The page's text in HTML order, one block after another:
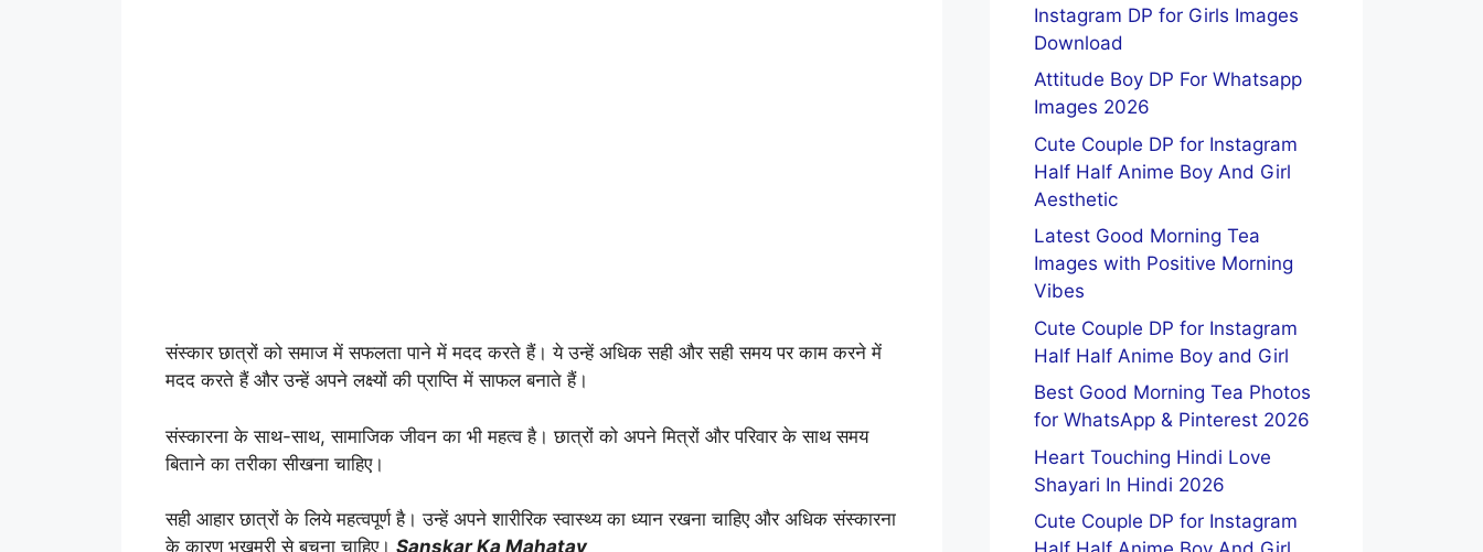
संस्कार छात्रों को समाज में सफलता पाने में मदद करते हैं। ये उन्हें अधिक सही और सही समय पर काम करने में
मदद करते हैं और उन्हें अपने लक्ष्यों की प्राप्ति में साफल बनाते हैं।
संस्कारना के साथ-साथ, सामाजिक जीवन का भी महत्व है। छात्रों को अपने मित्रों और परिवार के साथ समय
बिताने का तरीका सीखना चाहिए।
सही आहार छात्रों के लिये महत्वपूर्ण है। उन्हें अपने शारीरिक स्वास्थ्य का ध्यान रखना चाहिए और अधिक संस्कारना
के कारण भूखमरी से बचना चाहिए। Sanskar Ka Mahatav
Instagram DP for Girls Images
Download
Attitude Boy DP For Whatsapp
Images 2026
Cute Couple DP for Instagram
Half Half Anime Boy And Girl
Aesthetic
Latest Good Morning Tea
Images with Positive Morning
Vibes
Cute Couple DP for Instagram
Half Half Anime Boy and Girl
Best Good Morning Tea Photos
for WhatsApp & Pinterest 2026
Heart Touching Hindi Love
Shayari In Hindi 2026
Cute Couple DP for Instagram